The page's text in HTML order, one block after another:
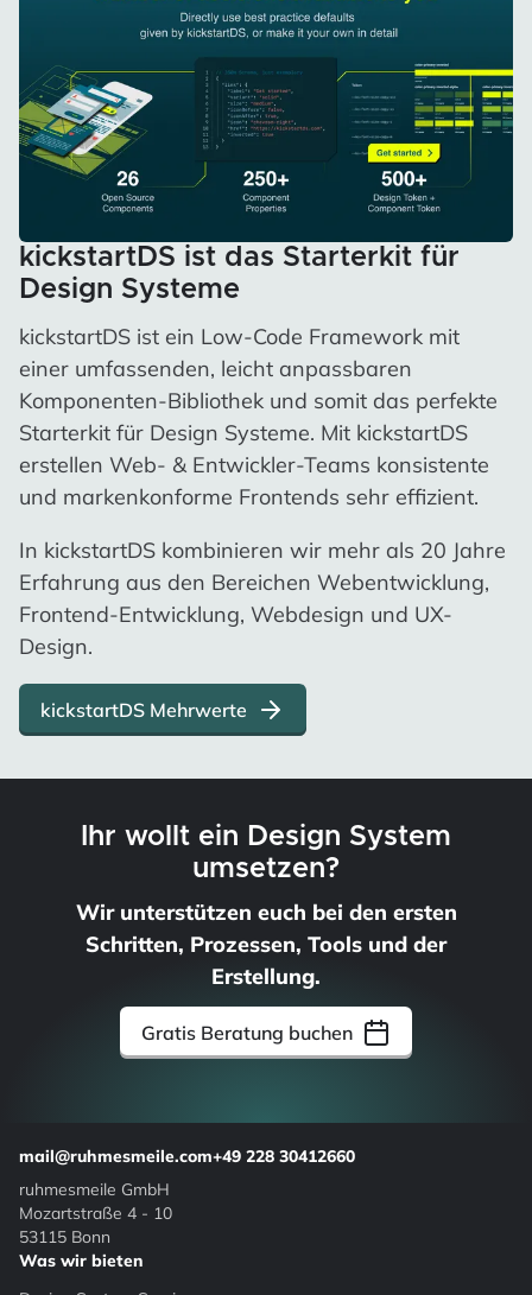
kickstartDS ist das Starterkit für
Design Systeme
kickstartDS ist ein Low-Code Framework mit
einer umfassenden, leicht anpassbaren
Komponenten-Bibliothek und somit das perfekte
Starterkit für Design Systeme. Mit kickstartDS
erstellen Web- & Entwickler-Teams konsistente
und markenkonforme Frontends sehr effizient.
In kickstartDS kombinieren wir mehr als 20 Jahre
Erfahrung aus den Bereichen Webentwicklung,
Frontend-Entwicklung, Webdesign und UX-
Design.
kickstartDS Mehrwerte
Ihr wollt ein Design System
umsetzen?
Wir unterstützen euch bei den ersten
Schritten, Prozessen, Tools und der
Erstellung.
Gratis Beratung buchen
mail@ruhmesmeile.com+49 228 30412660
ruhmesmeile GmbH
Mozartstraße 4 - 10
53115 Bonn
Was wir bieten